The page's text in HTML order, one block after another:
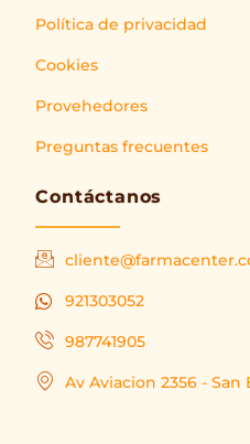
Política de privacidad
Cookies
Provehedores
Preguntas frecuentes
Contáctanos
921303052
987741905
Av Aviacion 2356 - San